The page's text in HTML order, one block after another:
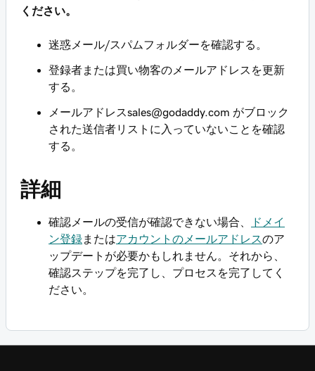
ください。
迷惑メール/スパムフォルダーを確認する。
登録者または買い物客のメールアドレスを更新
する。
メールアドレスsales@godaddy.com がブロック
された送信者リストに入っていないことを確認
する。
詳細
確認メールの受信が確認できない場合、
ドメイ
ン登録またはアカウントのメールアドレスのア
ップデートが必要かもしれません。それから、
確認ステップを完了し、プロセスを完了してく
ださい。